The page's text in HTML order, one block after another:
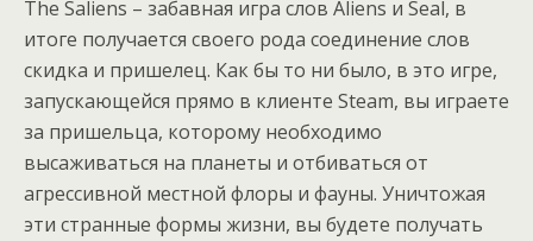
The Saliens – забавная игра слов Aliens и Seal, в
итоге получается своего рода соединение слов
скидка и пришелец. Как бы то ни было, в это игре,
запускающейся прямо в клиенте Steam, вы играете
за пришельца, которому необходимо
высаживаться на планеты и отбиваться от
агрессивной местной флоры и фауны. Уничтожая
эти странные формы жизни, вы будете получать